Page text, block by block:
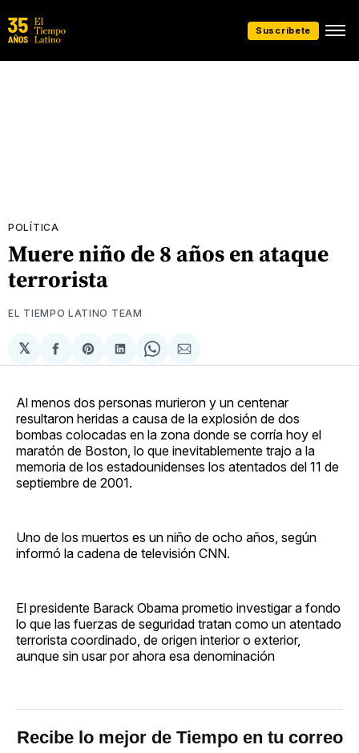
Suscríbete
POLÍTICA
Muere niño de 8 años en ataque
terrorista
EL TIEMPO LATINO TEAM
𝕏
Compartir
en
Share
on
Compartir
en
Share
on
Compartir
via
Al menos dos personas murieron y un centenar
resultaron heridas a causa de la explosión de dos
bombas colocadas en la zona donde se corría hoy el
maratón de Boston, lo que inevitablemente trajo a la
memoria de los estadounidenses los atentados del 11 de
septiembre de 2001.
Uno de los muertos es un niño de ocho años, según
informó la cadena de televisión CNN.
El presidente Barack Obama prometio investigar a fondo
lo que las fuerzas de seguridad tratan como un atentado
terrorista coordinado, de origen interior o exterior,
aunque sin usar por ahora esa denominación
Recibe lo mejor de Tiempo en tu correo